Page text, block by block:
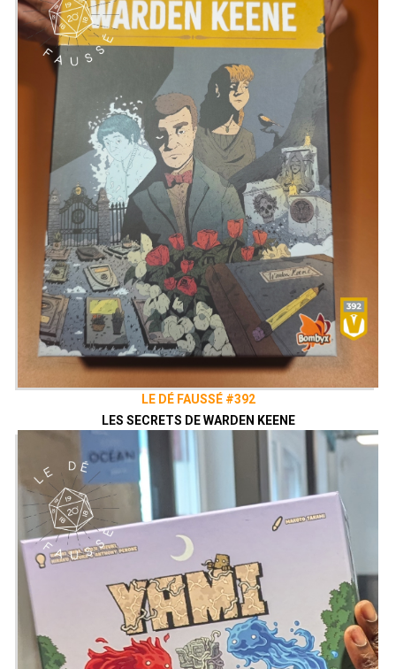
LE DÉ FAUSSÉ #392
LES SECRETS DE WARDEN KEENE